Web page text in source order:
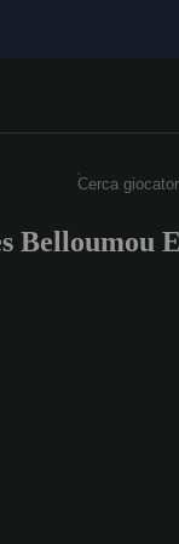
Belloumou